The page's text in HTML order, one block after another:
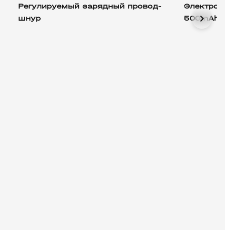
Регулируемый зарядный провод-
шнур
500mAh
chevron_right